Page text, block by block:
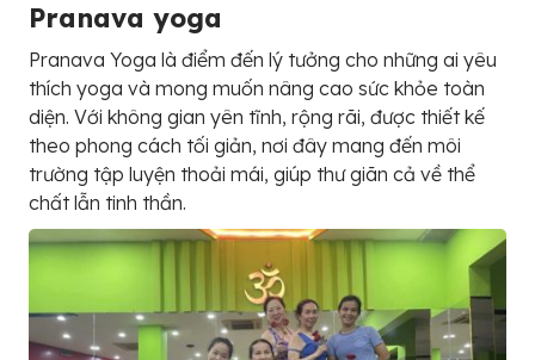
Pranava yoga
Pranava Yoga là điểm đến lý tưởng cho những ai yêu
thích yoga và mong muốn nâng cao sức khỏe toàn
diện. Với không gian yên tĩnh, rộng rãi, được thiết kế
theo phong cách tối giản, nơi đây mang đến môi
trường tập luyện thoải mái, giúp thư giãn cả về thể
chất lẫn tinh thần.